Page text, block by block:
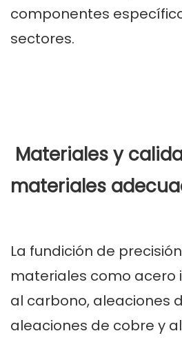
componentes
sectores.
Materiales y
materiales
La fundición de
materiales como acero
al carbono, aleaciones
aleaciones de cobre y